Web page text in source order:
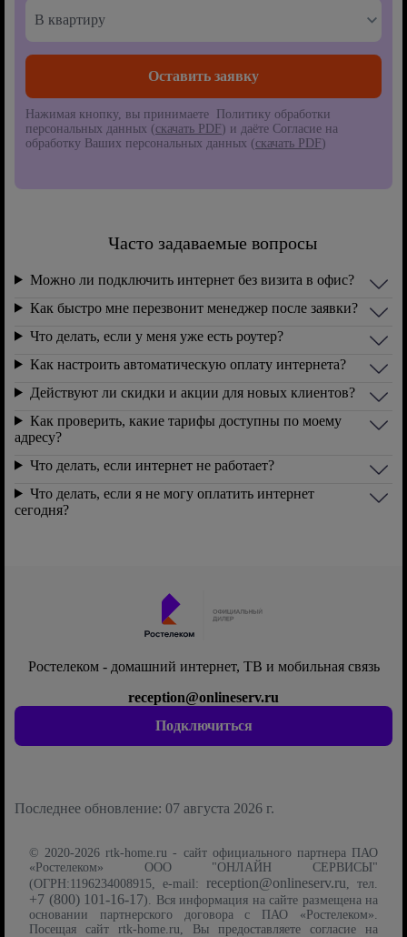
В квартиру
Нажимая кнопку, вы принимаете Политику обработки
персональных данных (скачать PDF) и даёте Согласие на
обработку Ваших персональных данных (скачать PDF)
Часто задаваемые вопросы
Можно ли подключить интернет без визита в офис?
Как быстро мне перезвонит менеджер после заявки?
Что делать, если у меня уже есть роутер?
Как настроить автоматическую оплату интернета?
Действуют ли скидки и акции для новых клиентов?
Как проверить, какие тарифы доступны по моему
адресу?
Что делать, если интернет не работает?
Что делать, если я не могу оплатить интернет
сегодня?
Ростелеком - домашний интернет, ТВ и мобильная связь
Подключиться
reception@onlineserv.ru
Последнее обновление: 07 августа 2026 г.
© 2020-2026 rtk-home.ru - сайт официального партнера ПАО
«Ростелеком» ООО "ОНЛАЙН СЕРВИСЫ"
(ОГРН:1196234008915, e-mail: reception@onlineserv.ru, тел.
+7 (800) 101-16-17). Вся информация на сайте размещена на
основании партнерского договора с ПАО «Ростелеком».
Посещая сайт rtk-home.ru, Вы предоставляете согласие на